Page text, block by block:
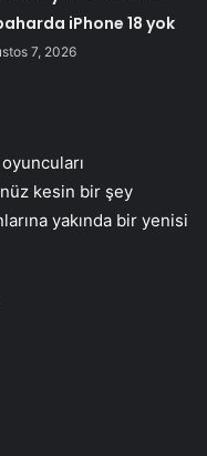
iPhone 18 yok
7, 2026
kesin bir şey
yakında bir yenisi